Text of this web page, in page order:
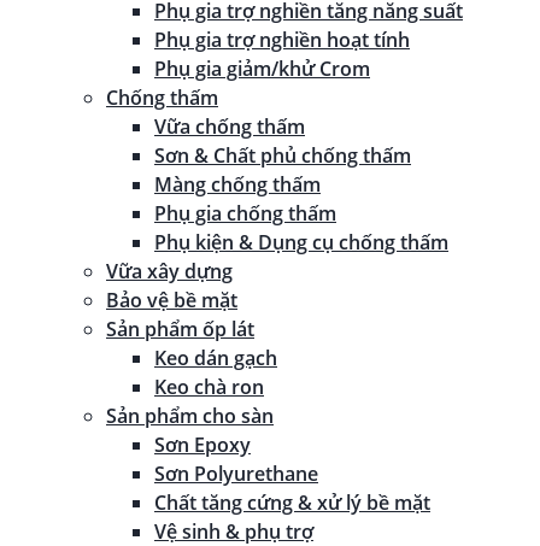
Phụ gia trợ nghiền tăng năng suất
Phụ gia trợ nghiền hoạt tính
Phụ gia giảm/khử Crom
Chống thấm
Vữa chống thấm
Sơn & Chất phủ chống thấm
Màng chống thấm
Phụ gia chống thấm
Phụ kiện & Dụng cụ chống thấm
Vữa xây dựng
Bảo vệ bề mặt
Sản phẩm ốp lát
Keo dán gạch
Keo chà ron
Sản phẩm cho sàn
Sơn Epoxy
Sơn Polyurethane
Chất tăng cứng & xử lý bề mặt
Vệ sinh & phụ trợ